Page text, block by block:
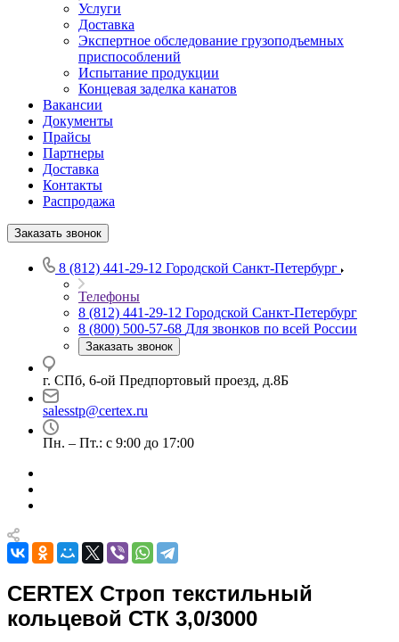
Услуги
Доставка
Экспертное обследование грузоподъемных
приспособлений
Испытание продукции
Концевая заделка канатов
Вакансии
Документы
Прайсы
Партнеры
Доставка
Контакты
Распродажа
Заказать звонок
8 (812) 441-29-12 Городской Санкт-Петербург
Телефоны
8 (812) 441-29-12 Городской Санкт-Петербург
8 (800) 500-57-68 Для звонков по всей России
Заказать звонок
г. СПб, 6-ой Предпортовый проезд, д.8Б
salesstp@certex.ru
Пн. – Пт.: с 9:00 до 17:00
CERTEX Строп текстильный
кольцевой СТК 3,0/3000